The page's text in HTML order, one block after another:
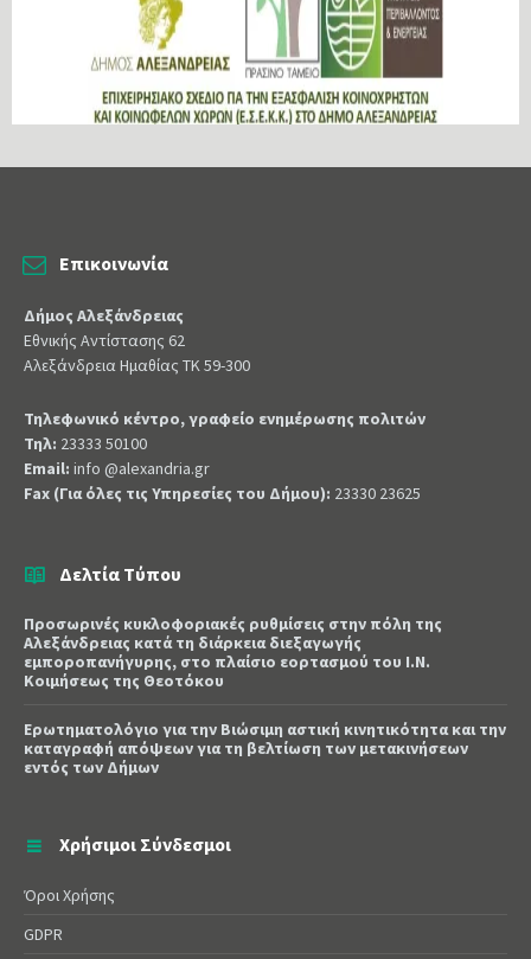
Επικοινωνία
Δήμος Αλεξάνδρειας
Εθνικής Αντίστασης 62
Αλεξάνδρεια Ημαθίας ΤΚ 59-300
Τηλεφωνικό κέντρο, γραφείο ενημέρωσης πολιτών
Τηλ: 23333 50100
Email: info @alexandria.gr
Fax (Για όλες τις Υπηρεσίες του Δήμου): 23330 23625
Δελτία Τύπου
Προσωρινές κυκλοφοριακές ρυθμίσεις στην πόλη της
Αλεξάνδρειας κατά τη διάρκεια διεξαγωγής
εμποροπανήγυρης, στο πλαίσιο εορτασμού του Ι.Ν.
Κοιμήσεως της Θεοτόκου
Ερωτηματολόγιο για την Βιώσιμη αστική κινητικότητα και την
καταγραφή απόψεων για τη βελτίωση των μετακινήσεων
εντός των Δήμων
Χρήσιμοι Σύνδεσμοι
Όροι Χρήσης
GDPR